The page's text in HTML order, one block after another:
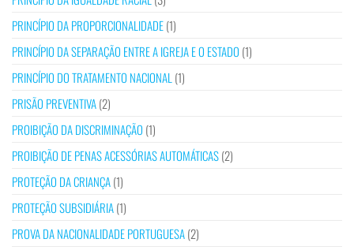
PRINCÍPIO DA PROPORCIONALIDADE(1)
PRINCÍPIO DA SEPARAÇÃO ENTRE A IGREJA E O ESTADO (1)
PRINCÍPIO DO TRATAMENTO NACIONAL (1)
PRISÃO PREVENTIVA(2)
PROIBIÇÃO DA DISCRIMINAÇÃO (1)
PROIBIÇÃO DE PENAS ACESSÓRIAS AUTOMÁTICAS(2)
PROTEÇÃO DA CRIANÇA(1)
PROTEÇÃO SUBSIDIÁRIA(1)
PROVA DA NACIONALIDADE PORTUGUESA(2)